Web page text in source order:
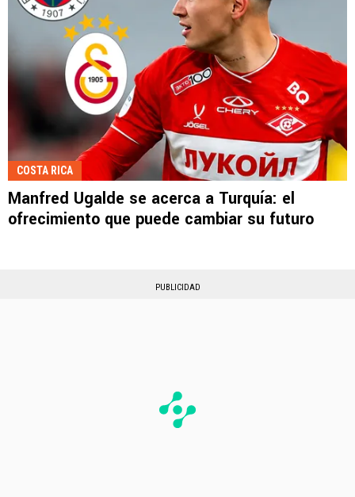
COSTA RICA
Manfred Ugalde se acerca a Turquía: el
ofrecimiento que puede cambiar su futuro
PUBLICIDAD